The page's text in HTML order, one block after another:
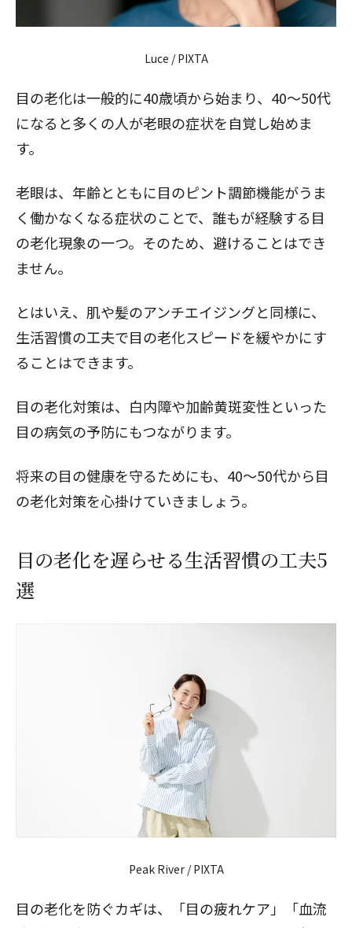
Luce / PIXTA
目の老化は一般的に40歳頃から始まり、40～50代
になると多くの人が老眼の症状を自覚し始めま
す。
老眼は、年齢とともに目のピント調節機能がうま
く働かなくなる症状のことで、誰もが経験する目
の老化現象の一つ。そのため、避けることはでき
ません。
とはいえ、肌や髪のアンチエイジングと同様に、
生活習慣の工夫で目の老化スピードを緩やかにす
ることはできます。
目の老化対策は、白内障や加齢黄斑変性といった
目の病気の予防にもつながります。
将来の目の健康を守るためにも、40～50代から目
の老化対策を心掛けていきましょう。
目の老化を遅らせる生活習慣の工夫5
選
Peak River / PIXTA
目の老化を防ぐカギは、「目の疲れケア」「血流